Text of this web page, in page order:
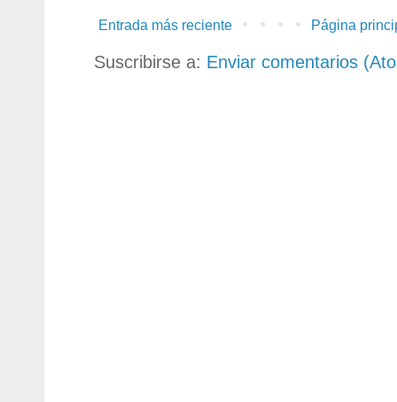
Entrada más reciente Página
Suscribirse a: Enviar comentarios